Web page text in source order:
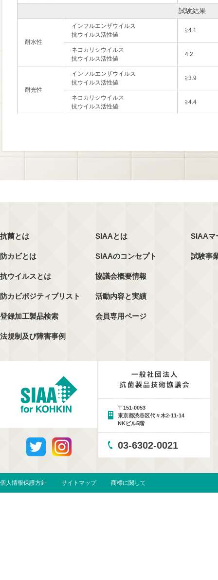
試験結果
耐水性
インフルエンザウイルス
抗ウイルス活性値
≧4.1
ネコカリシウイルス
抗ウイルス活性値
4.2
耐光性
インフルエンザウイルス
抗ウイルス活性値
≧3.9
ネコカリシウイルス
抗ウイルス活性値
≧4.4
抗菌とは
防カビとは
抗ウイルスとは
防カビポジティブリスト
登録加工製品検索
法規制及び障害事例
SIAAとは
SIAAのコンセプト
協議会概要情報
活動内容と実績
会員専用ページ
SIAAマ
試験事
〒151-0053
東京都渋谷区代々木2-11-14
NKビル5階
03-6302-0021
個人情報保護方針 サイトマップ 商標に関して